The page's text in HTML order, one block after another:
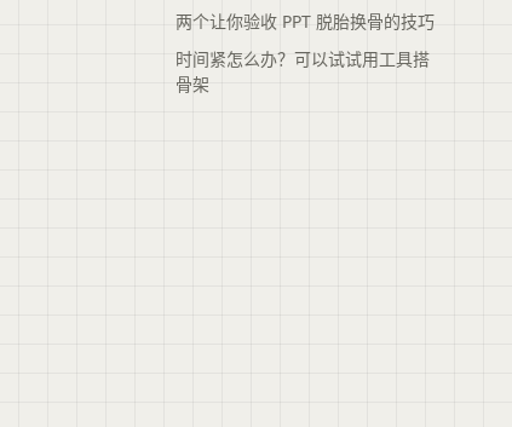
两个让你验收 PPT 脱胎换骨的技巧
时间紧怎么办？可以试试用工具搭
骨架